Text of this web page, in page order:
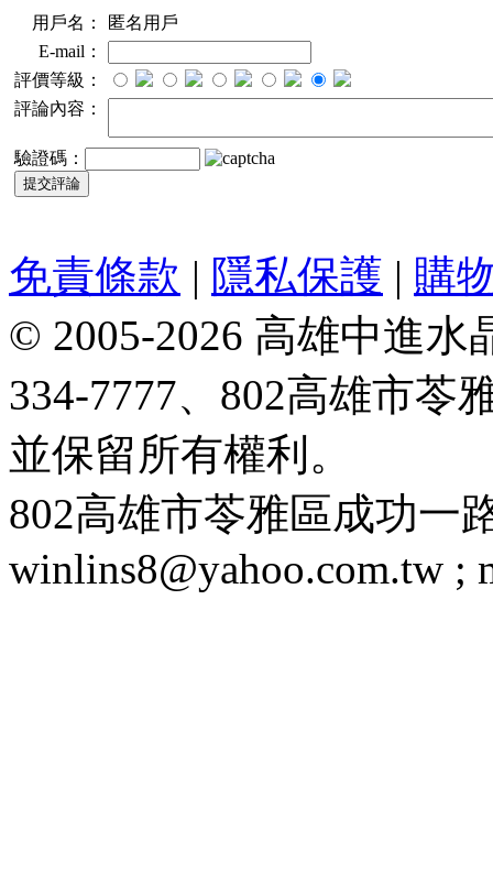
用戶名：
匿名用戶
E-mail：
評價等級：
評論內容：
驗證碼：
免責條款 | 隱私保護 | 購
© 2005-2026 高雄中進水
334-7777、802高雄市苓
並保留所有權利。
802高雄市苓雅區成功一
winlins8@yahoo.com.tw ;